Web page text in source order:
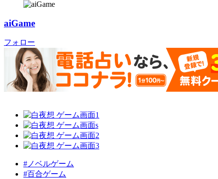
aiGame
フォロー
#ノベルゲーム
#百合ゲーム